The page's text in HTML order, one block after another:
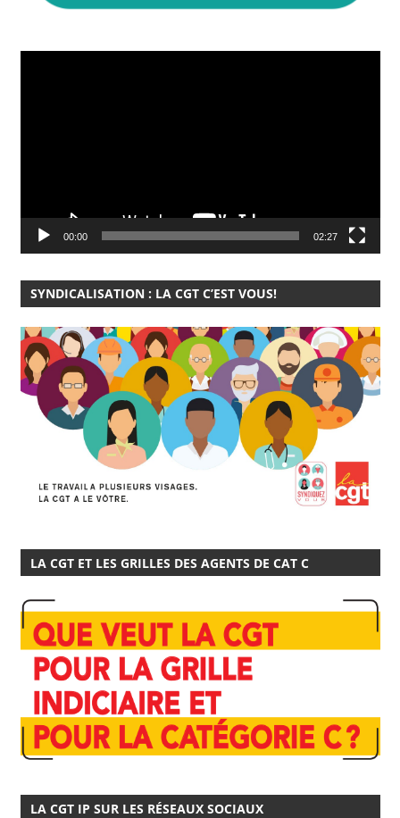
00:00 02:27
SYNDICALISATION : LA CGT C’EST VOUS!
LA CGT ET LES GRILLES DES AGENTS DE CAT C
LA CGT IP SUR LES RÉSEAUX SOCIAUX